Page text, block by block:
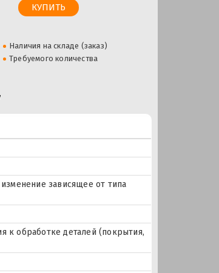
Наличия на складе (заказ)
Требуемого количества
зависящее от типа
к обработке деталей (покрытия,